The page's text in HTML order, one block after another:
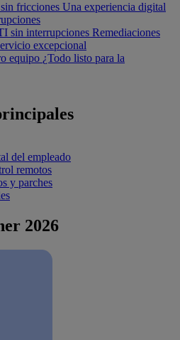
fricciones Una experiencia digital
sin interrupciones Remediaciones
excepcional
equipo ¿Todo listo para la
del empleado
remotos
y parches
2026